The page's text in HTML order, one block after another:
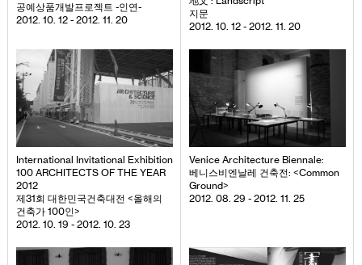
공예상품개발프로젝트 -인연-
2012. 10. 12 - 2012. 11. 20
지문
2012. 10. 12 - 2012. 11. 20
International Invitational Exhibition
100 ARCHITECTS OF THE YEAR
2012
제31회 대한민국건축대전 <올해의
건축가 100인>
2012. 10. 19 - 2012. 10. 23
Venice Architecture Biennale:
베니스비엔날레 건축전: <Common
Ground>
2012. 08. 29 - 2012. 11. 25